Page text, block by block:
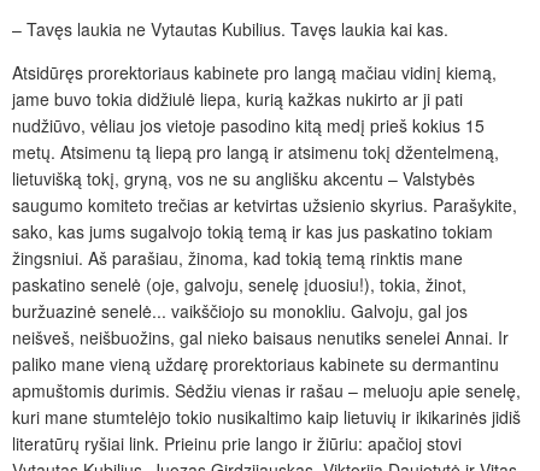
– Tavęs laukia ne Vytautas Kubilius. Tavęs laukia kai kas.
Atsidūręs prorektoriaus kabinete pro langą mačiau vidinį kiemą,
jame buvo tokia didžiulė liepa, kurią kažkas nukirto ar ji pati
nudžiūvo, vėliau jos vietoje pasodino kitą medį prieš kokius 15
metų. Atsimenu tą liepą pro langą ir atsimenu tokį džentelmeną,
lietuvišką tokį, gryną, vos ne su anglišku akcentu – Valstybės
saugumo komiteto trečias ar ketvirtas užsienio skyrius. Parašykite,
sako, kas jums sugalvojo tokią temą ir kas jus paskatino tokiam
žingsniui. Aš parašiau, žinoma, kad tokią temą rinktis mane
paskatino senelė (oje, galvoju, senelę įduosiu!), tokia, žinot,
buržuazinė senelė... vaikščiojo su monokliu. Galvoju, gal jos
neišveš, neišbuožins, gal nieko baisaus nenutiks senelei Annai. Ir
paliko mane vieną uždarę prorektoriaus kabinete su dermantinu
apmuštomis durimis. Sėdžiu vienas ir rašau – meluoju apie senelę,
kuri mane stumtelėjo tokio nusikaltimo kaip lietuvių ir ikikarinės jidiš
literatūrų ryšiai link. Prieinu prie lango ir žiūriu: apačioj stovi